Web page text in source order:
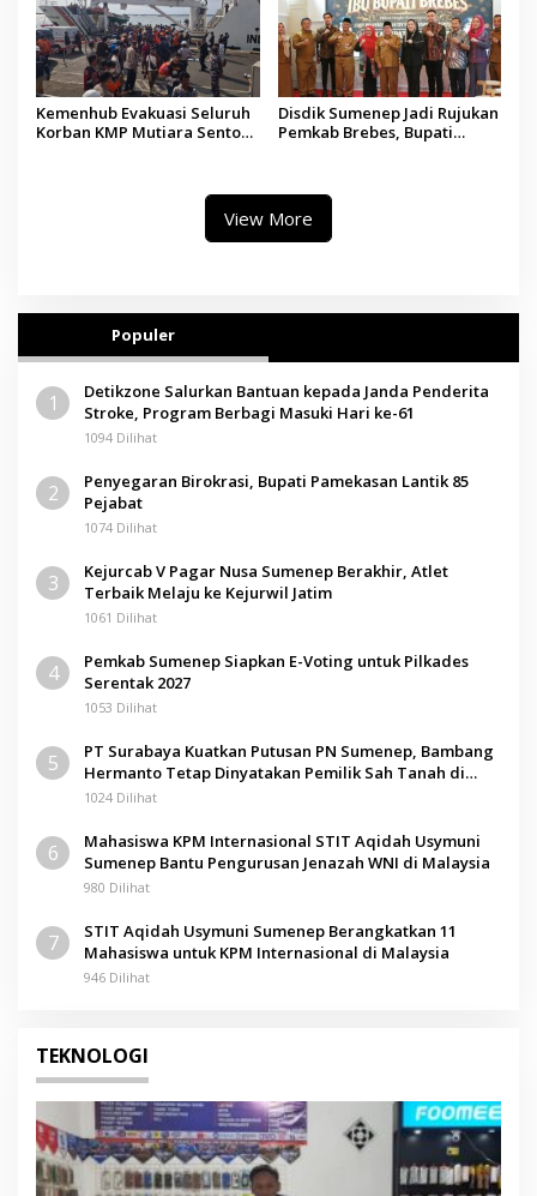
Kemenhub Evakuasi Seluruh
Korban KMP Mutiara Sentosa
Disdik Sumenep Jadi Rujukan
Pemkab Brebes, Bupati
View More
Populer
1
Detikzone Salurkan Bantuan kepada Janda Penderita
Stroke, Program Berbagi Masuki Hari ke-61
1094 Dilihat
2
Penyegaran Birokrasi, Bupati Pamekasan Lantik 85
Pejabat
1074 Dilihat
3
Kejurcab V Pagar Nusa Sumenep Berakhir, Atlet
Terbaik Melaju ke Kejurwil Jatim
1061 Dilihat
4
Pemkab Sumenep Siapkan E-Voting untuk Pilkades
Serentak 2027
1053 Dilihat
5
PT Surabaya Kuatkan Putusan PN Sumenep, Bambang
Hermanto Tetap Dinyatakan Pemilik Sah Tanah di
Pamolokan
1024 Dilihat
6
Mahasiswa KPM Internasional STIT Aqidah Usymuni
Sumenep Bantu Pengurusan Jenazah WNI di Malaysia
980 Dilihat
7
STIT Aqidah Usymuni Sumenep Berangkatkan 11
Mahasiswa untuk KPM Internasional di Malaysia
946 Dilihat
TEKNOLOGI